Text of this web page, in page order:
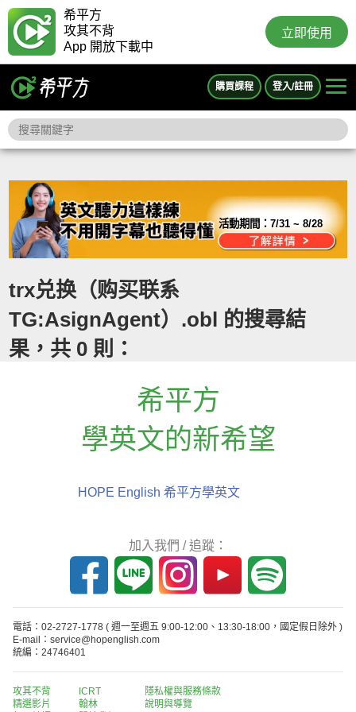
希平方
攻其不背
App 開放下載中
立即使用
購買課程 登入/註冊
活動期間：7/31 ~ 8/28
trx兑换（购买联系
TG:AsignAgent）.obl 的搜尋結
果，共 0 則：
希平方
學英文的新希望
HOPE English 希平方學英文
加入我們 / 追蹤：
電話：02-2727-1778 ( 週一至週五 9:00-12:00、13:30-18:00，國定假日除外 )
E-mail：service@hopenglish.com
統編：24746401
攻其不背
精選影片
ICRT
翰林
隱私權與服務條款
說明與導覽